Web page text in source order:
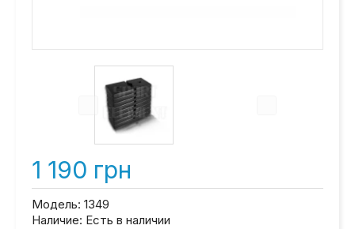
1 190 грн
Модель: 1349
Наличие: Есть в наличии